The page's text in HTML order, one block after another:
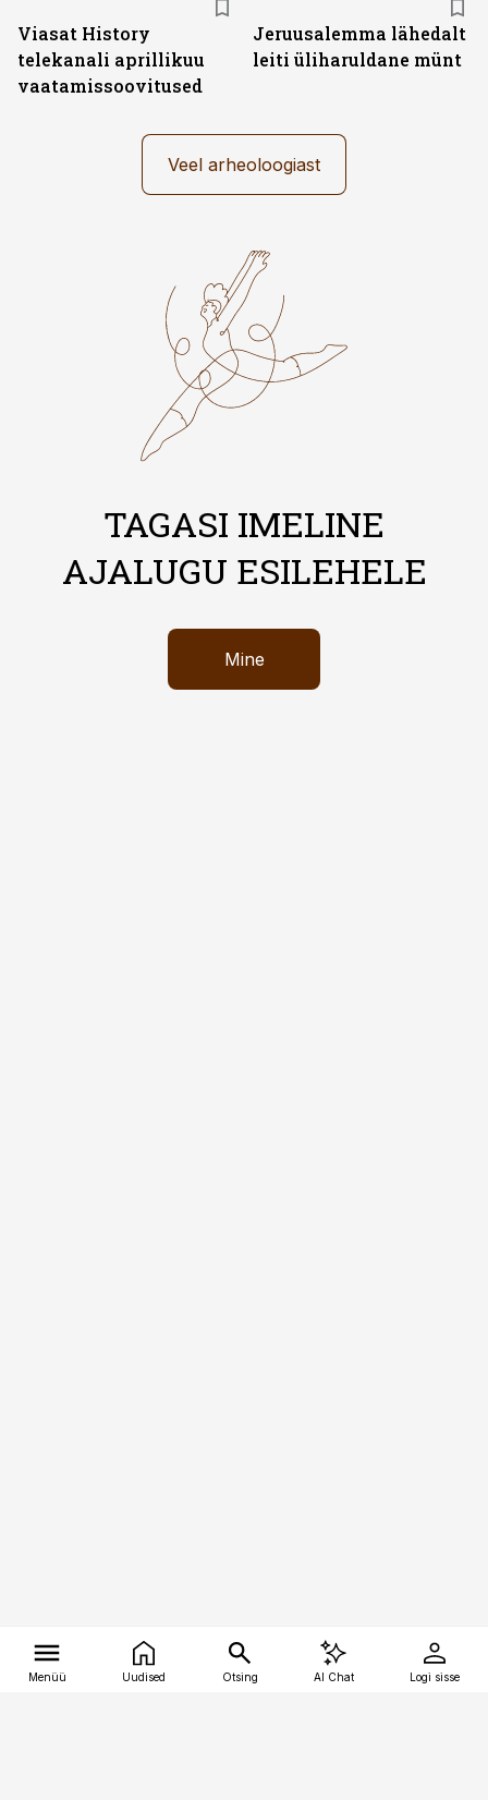
Viasat History
telekanali aprillikuu
vaatamissoovitused
Jeruusalemma lähedalt
leiti üliharuldane münt
Veel arheoloogiast
TAGASI IMELINE
AJALUGU ESILEHELE
Mine
Menüü Uudised Otsing AI Chat Logi sisse